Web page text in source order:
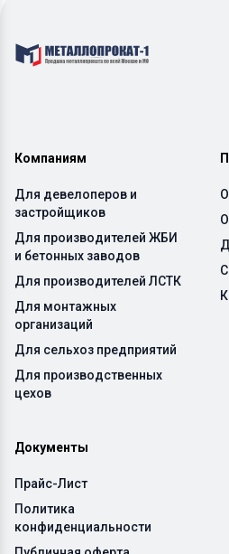
Компаниям
Для девелоперов и
застройщиков
Для производителей ЖБИ
и бетонных заводов
Для производителей ЛСТК
Для монтажных
организаций
Для сельхоз предприятий
Для производственных
цехов
Документы
Прайс-Лист
Политика
конфиденциальности